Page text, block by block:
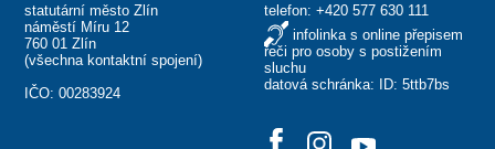
statutární město Zlín
náměstí Míru 12
760 01 Zlín
(všechna kontaktní spojení)
IČO: 00283924
telefon: +420 577 630 111
infolinka s online přepisem
řeči pro osoby s postižením
sluchu
datová schránka: ID: 5ttb7bs